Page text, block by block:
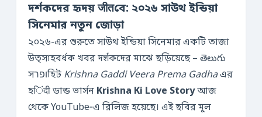
দর্শকদের হৃদয় जीतবে: ২০২৬ সাউথ ইন্ডিয়া
সিনেমার নতুন জোড়া
২০২৬-এর শুরুতে সাউথ ইন্ডিয়া সিনেমার একটি তাজা
উত্সাহবর্ধক খবর দर्शকদের মাঝে ছড়িয়েছে – తెలుగు
সופרহিট Krishna Gaddi Veera Prema Gadhaএর
হिंदी ডাব্ড ভার্সন Krishna Ki Love Storyআজ
থেকে YouTube‑এ রিলিজ হয়েছে। এই ছবির মূল